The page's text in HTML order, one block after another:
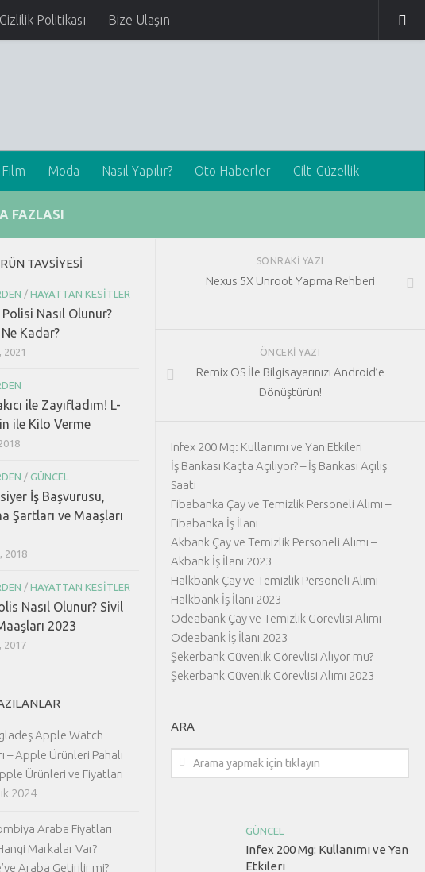
Gizlilik Politikası Bize Ulaşın
Moda Nasıl Yapılır? Oto Haberler Cilt-Güzellik
SONRAKI YAZI
Nexus 5X Unroot Yapma Rehberi
ÖNCEKI YAZI
Remix OS İle Bilgisayarınızı Android’e
Dönüştürün!
Infex 200 Mg: Kullanımı ve Yan Etkileri
İş Bankası Kaçta Açılıyor? – İş Bankası Açılış
Saati
Fibabanka Çay ve Temizlik Personeli Alımı –
Fibabanka İş İlanı
Akbank Çay ve Temizlik Personeli Alımı –
Akbank İş İlanı 2023
Halkbank Çay ve Temizlik Personeli Alımı –
Halkbank İş İlanı 2023
Odeabank Çay ve Temizlik Görevlisi Alımı –
Odeabank İş İlanı 2023
Şekerbank Güvenlik Görevlisi Alıyor mu?
Şekerbank Güvenlik Görevlisi Alımı 2023
ARA
GÜNCEL
Infex 200 Mg: Kullanımı ve Yan
Etkileri
FAZLASI
TAVSIYESI
/ HAYATTAN KESITLER
Nasıl Olunur?
Ne Kadar?
2021
ile Zayıfladım! L-
ile Kilo Verme
/ GÜNCEL
İş Başvurusu,
Şartları ve Maaşları
2018
/ HAYATTAN KESITLER
Nasıl Olunur? Sivil
2023
2017
Apple Watch
– Apple Ürünleri Pahalı
Ürünleri ve Fiyatları
2024
Araba Fiyatları
Markalar Var?
Araba Getirilir mi?